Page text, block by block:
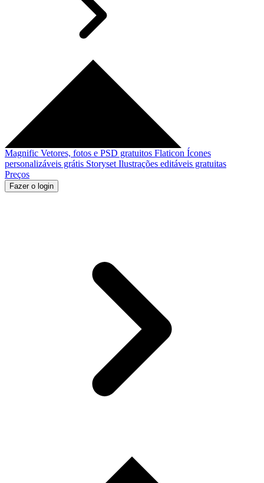
Magnific Vetores, fotos e PSD gratuitos Flaticon Ícones
personalizáveis grátis Storyset Ilustrações editáveis gratuitas
Preços
Fazer o login